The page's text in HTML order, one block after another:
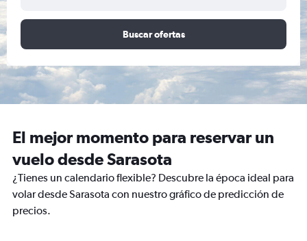
Buscar ofertas
El mejor momento para reservar un
vuelo desde Sarasota
¿Tienes un calendario flexible? Descubre la época ideal para
volar desde Sarasota con nuestro gráfico de predicción de
precios.